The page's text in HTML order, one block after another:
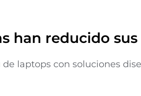
han reducido
laptops con soluciones